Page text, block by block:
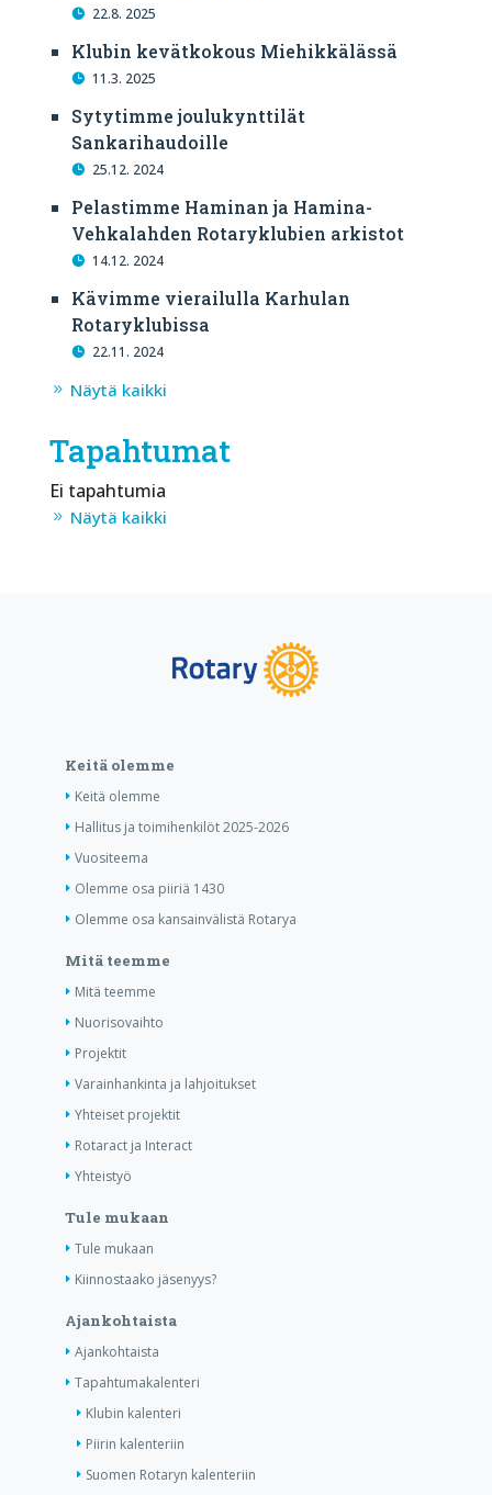
22.8. 2025
Klubin kevätkokous Miehikkälässä
11.3. 2025
Sytytimme joulukynttilät
Sankarihaudoille
25.12. 2024
Pelastimme Haminan ja Hamina-
Vehkalahden Rotaryklubien arkistot
14.12. 2024
Kävimme vierailulla Karhulan
Rotaryklubissa
22.11. 2024
Näytä kaikki
Tapahtumat
Ei tapahtumia
Näytä kaikki
Keitä olemme
Keitä olemme
Hallitus ja toimihenkilöt 2025-2026
Vuositeema
Olemme osa piiriä 1430
Olemme osa kansainvälistä Rotarya
Mitä teemme
Mitä teemme
Nuorisovaihto
Projektit
Varainhankinta ja lahjoitukset
Yhteiset projektit
Rotaract ja Interact
Yhteistyö
Tule mukaan
Tule mukaan
Kiinnostaako jäsenyys?
Ajankohtaista
Ajankohtaista
Tapahtumakalenteri
Klubin kalenteri
Piirin kalenteriin
Suomen Rotaryn kalenteriin